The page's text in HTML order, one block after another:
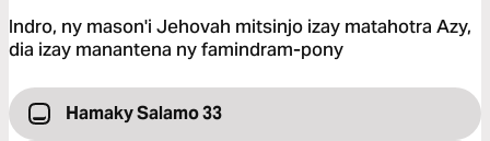
Indro, ny mason'i Jehovah mitsinjo izay matahotra Azy,
dia izay manantena ny famindram-pony
Hamaky Salamo 33